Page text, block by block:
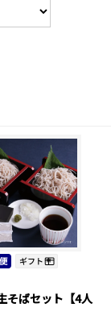
そばセット【4人